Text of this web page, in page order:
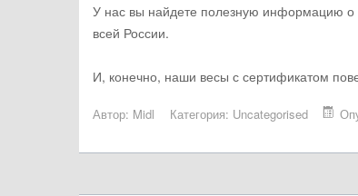
У нас вы найдете полезную информацию о
всей России.
И, конечно, наши весы с сертификатом
Автор: Midl Категория: Uncategorised